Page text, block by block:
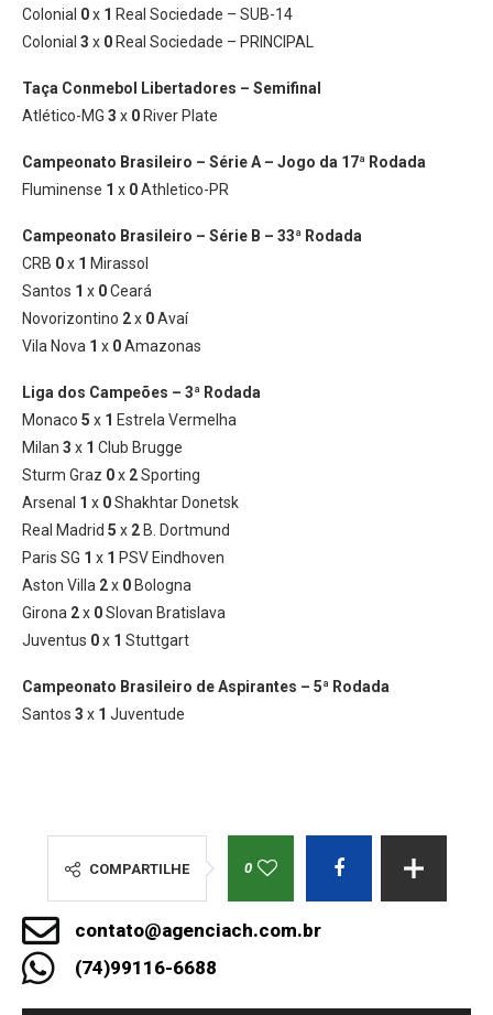
Colonial 0x 1 Real Sociedade – SUB-14
Colonial 3 x 0 Real Sociedade – PRINCIPAL
Taça Conmebol Libertadores – Semifinal
Atlético-MG 3 x 0 River Plate
Campeonato Brasileiro – Série A – Jogo da 17ª Rodada
Fluminense 1 x 0Athletico-PR
Campeonato Brasileiro – Série B – 33ª Rodada
CRB 0x 1 Mirassol
Santos 1 x 0Ceará
Novorizontino 2x 0Avaí
Vila Nova 1 x 0Amazonas
Liga dos Campeões – 3ª Rodada
Monaco 5 x 1 Estrela Vermelha
Milan 3 x 1 Club Brugge
Sturm Graz 0x 2Sporting
Arsenal 1 x 0Shakhtar Donetsk
Real Madrid 5 x 2 B. Dortmund
Paris SG 1 x 1 PSV Eindhoven
Aston Villa 2x 0 Bologna
Girona 2x 0Slovan Bratislava
Juventus 0x 1 Stuttgart
Campeonato Brasileiro de Aspirantes – 5ª Rodada
Santos 3 x 1 Juventude
COMPARTILHE 0
contato@agenciach.com.br
(74)99116-6688